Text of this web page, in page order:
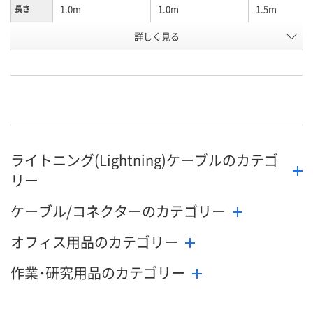
長さ 1.0m 1.0m 1.5m
ホワイト ブラック
号
お届け日
お取り扱い終了しま
した
お取り扱い終了しま
した
メーカー都
販売停止中で
詳しく見る
ライトニング(Lightning)ケーブルのカテゴ
リー
ケーブル/コネクターのカテゴリー
オフィス用品のカテゴリー
作業・研究用品のカテゴリー